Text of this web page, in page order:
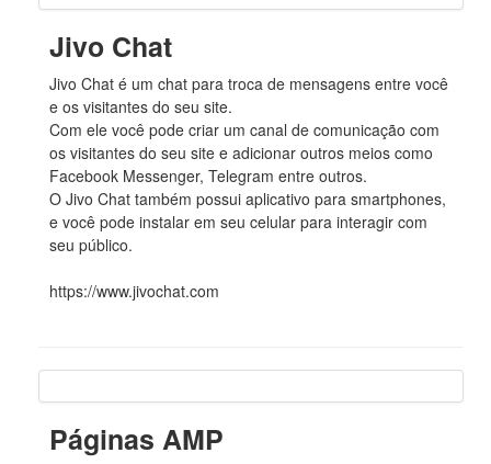
Jivo Chat
Jivo Chat é um chat para troca de mensagens entre você
e os visitantes do seu site.
Com ele você pode criar um canal de comunicação com
os visitantes do seu site e adicionar outros meios como
Facebook Messenger, Telegram entre outros.
O Jivo Chat também possui aplicativo para smartphones,
e você pode instalar em seu celular para interagir com
seu público.
https://www.jivochat.com
Páginas AMP